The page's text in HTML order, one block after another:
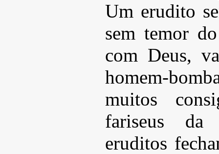
Um erudito
sem temor
com Deus,
homem-
muitos
fariseus da
eruditos